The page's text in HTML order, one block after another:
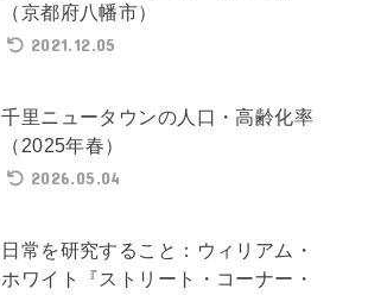
（京都府八幡市）
2021.12.05
千里ニュータウンの人口・高齢化率
（2025年春）
2026.05.04
日常を研究すること：ウィリアム・
ホワイト『ストリート・コーナー・